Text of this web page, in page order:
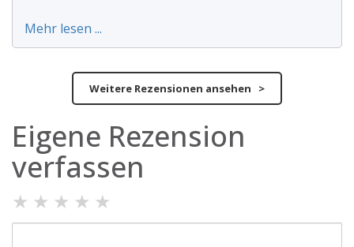
Mehr lesen ...
Weitere Rezensionen ansehen >
Eigene Rezension
verfassen
★ ★ ★ ★ ★